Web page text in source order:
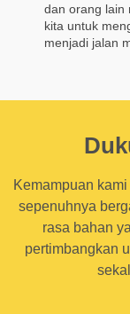
dan orang lain
kita untuk
menjadi jalan
Kemampuan
sepenuhnya
rasa bahan
pertimbangkan